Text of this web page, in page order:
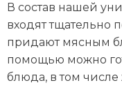
В состав нашей
входят тщательно
придают мясным
помощью можно
блюда, в том